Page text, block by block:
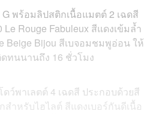
พร้อมลิปสติกเนื้อแมตต์ 2 เฉดสี
Rouge Fabuleux สีแดงเข้มล้ำ
Beige Bijou สีเบจอมชมพูอ่อน ให้
ทนนานถึง 16 ชั่วโมง
ดว์พาเลตต์ 4 เฉดสี ประกอบด้วยสี
ำหรับไฮไลต์ สีแดงเบอร์กันดีเนื้อ